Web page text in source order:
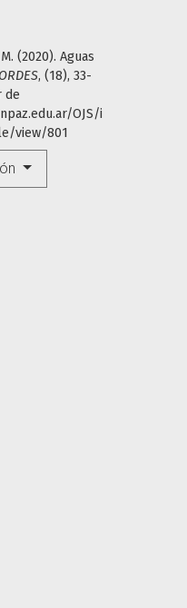
(2020). Aguas
, (18), 33-
de
OJS/i
view/801